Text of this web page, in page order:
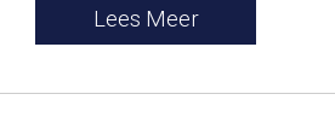
Lees Meer